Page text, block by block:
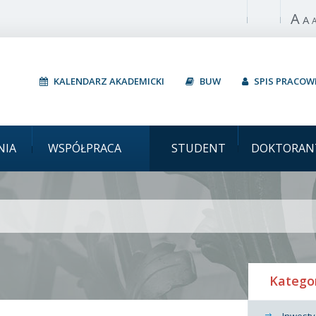
Włącz A A
KALENDARZ AKADEMICKI BUW SPIS
WSPÓŁPRACA STUDENT